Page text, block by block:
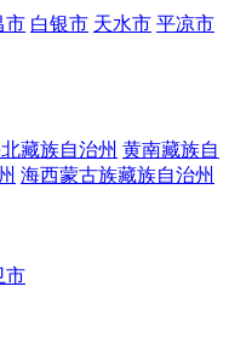
市 白银市 天水市 平凉市
藏族自治州 黄南藏族自
海西蒙古族藏族自治州
市